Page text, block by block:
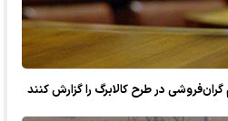
در طرح کالابرگ را گزارش کنند